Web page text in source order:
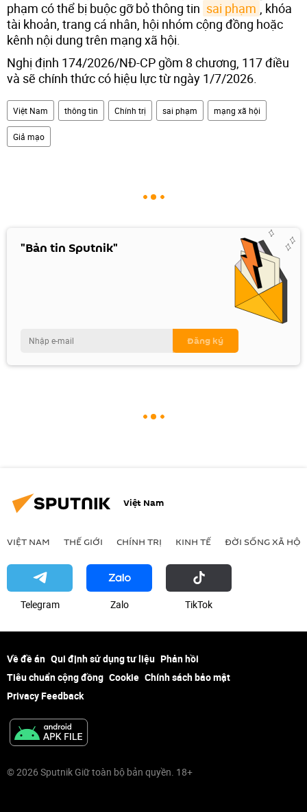
phạm có thể bị buộc gỡ bỏ thông tin sai phạm
, khóa
tài khoản, trang cá nhân, hội nhóm cộng đồng hoặc
kênh nội dung trên mạng xã hội.
Nghị định 174/2026/NĐ-CP gồm 8 chương, 117 điều
và sẽ chính thức có hiệu lực từ ngày 1/7/2026.
Việt Nam thông tin Chính trị sai phạm mạng xã hội
Giả mạo
"Bản tin Sputnik"
Việt Nam
VIỆT NAM THẾ GIỚI CHÍNH TRỊ KINH TẾ ĐỜI SỐNG XÃ HỘI
Telegram Zalo ТikТоk
Về đề án Qui định sử dụng tư liệu Phản hồi
Tiêu chuẩn cộng đồng Cookie Chính sách bảo mật
Privacy Feedback
© 2026 Sputnik Giữ toàn bộ bản quyền. 18+